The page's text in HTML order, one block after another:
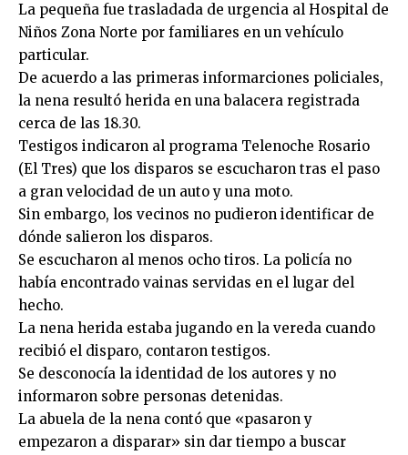
La pequeña fue trasladada de urgencia al Hospital de
Niños Zona Norte por familiares en un vehículo
particular.
De acuerdo a las primeras informarciones policiales,
la nena resultó herida en una balacera registrada
cerca de las 18.30.
Testigos indicaron al programa Telenoche Rosario
(El Tres) que los disparos se escucharon tras el paso
a gran velocidad de un auto y una moto.
Sin embargo, los vecinos no pudieron identificar de
dónde salieron los disparos.
Se escucharon al menos ocho tiros. La policía no
había encontrado vainas servidas en el lugar del
hecho.
La nena herida estaba jugando en la vereda cuando
recibió el disparo, contaron testigos.
Se desconocía la identidad de los autores y no
informaron sobre personas detenidas.
La abuela de la nena contó que «pasaron y
empezaron a disparar» sin dar tiempo a buscar